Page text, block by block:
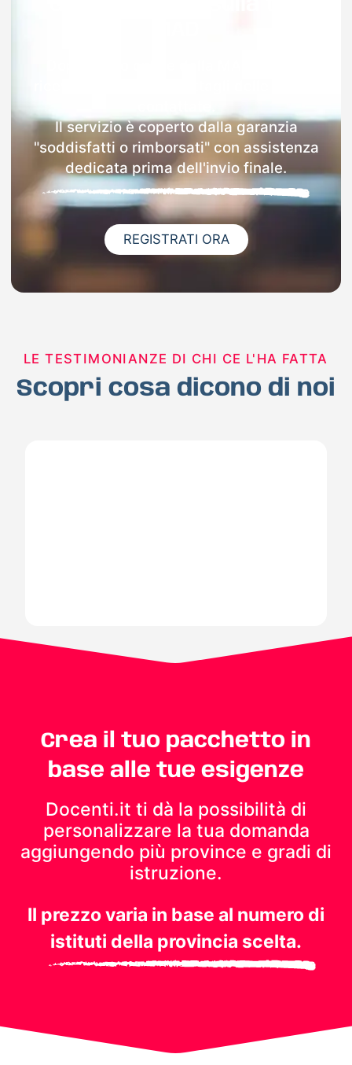
Il servizio è coperto dalla garanzia
"soddisfatti o rimborsati" con assistenza
dedicata prima dell'invio finale.
REGISTRATI ORA
LE TESTIMONIANZE DI CHI CE L'HA FATTA
Scopri cosa dicono di noi
Crea il tuo pacchetto in
base alle tue esigenze
Docenti.it ti dà la possibilità di
personalizzare la tua domanda
aggiungendo più province e gradi di
istruzione.
Il prezzo varia in base al numero di
istituti della provincia scelta.